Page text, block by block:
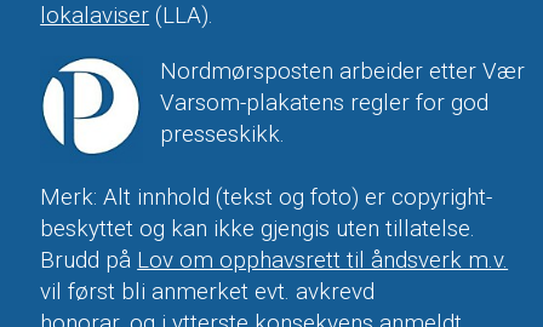
lokalaviser (LLA).
Nordmørsposten arbeider etter Vær
Varsom-plakatens regler for god
presseskikk.
Merk: Alt innhold (tekst og foto) er copyright-
beskyttet og kan ikke gjengis uten tillatelse.
Brudd på Lov om opphavsrett til åndsverk m.v.
vil først bli anmerket evt. avkrevd